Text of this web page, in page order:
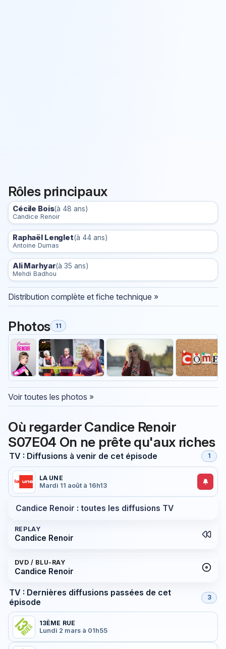
Rôles principaux
Cécile Bois(à 48 ans)
Candice Renoir
Raphaël Lenglet(à 44 ans)
Antoine Dumas
Ali Marhyar(à 35 ans)
Mehdi Badhou
Distribution complète et fiche technique »
Photos 11
Voir toutes les photos »
Où regarder Candice Renoir
S07E04 On ne prête qu'aux riches
TV : Diffusions à venir de cet épisode 1
LA UNE
Mardi 11 août à 16h13
Candice Renoir : toutes les diffusions TV
REPLAY
Candice Renoir
DVD / BLU-RAY
Candice Renoir
TV : Dernières diffusions passées de cet
épisode
3
13ÈME RUE
Lundi 2 mars à 01h55